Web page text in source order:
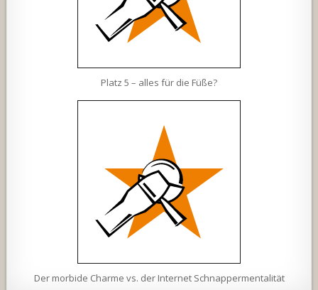
Platz 5 – alles für die Füße?
Der morbide Charme vs. der Internet Schnappermentalität